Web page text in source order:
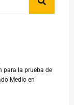
para la prueba de
Medio en